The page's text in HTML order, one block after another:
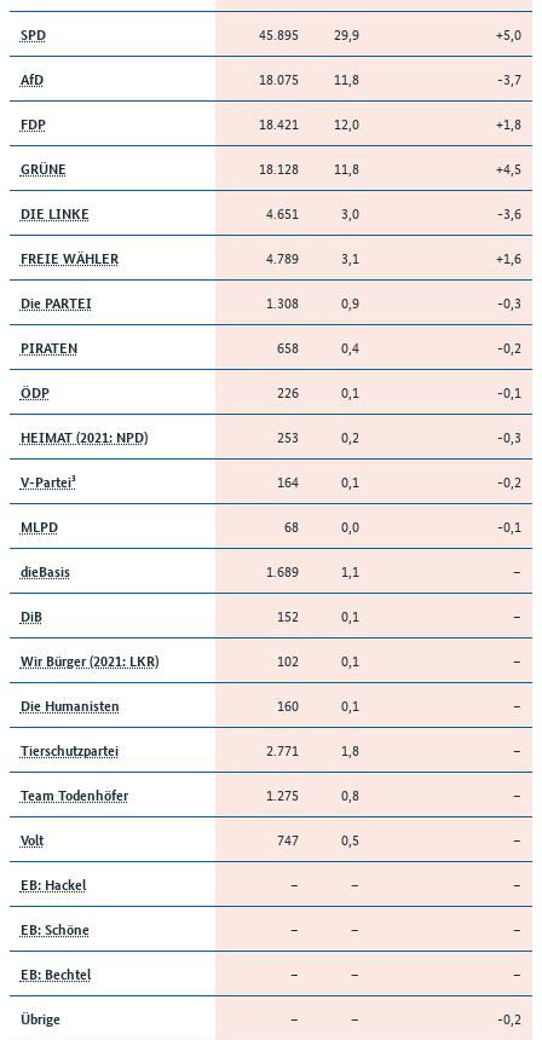
SPD 45.895 29,9 +5,0
AfD 18.075 11,8 -3,7
FDP 18.421 12,0 +1,8
GRÜNE 18.128 11,8 +4,5
DIE LINKE 4.651 3,0 -3,6
FREIE WÄHLER 4.789 3,1 +1,6
Die PARTEI 1.308 0,9 -0,3
PIRATEN 658 0,4 -0,2
ÖDP 226 0,1 -0,1
HEIMAT (2021: NPD) 253 0,2 -0,3
V-Partei³ 164 0,1 -0,2
MLPD 68 0,0 -0,1
dieBasis 1.689 1,1 –
DiB 152 0,1 –
Wir Bürger (2021: LKR) 102 0,1 –
Die Humanisten 160 0,1 –
Tierschutzpartei 2.771 1,8 –
Team Todenhöfer 1.275 0,8 –
Volt 747 0,5 –
EB: Hackel – – –
EB: Schöne – – –
EB: Bechtel – – –
Übrige – – -0,2